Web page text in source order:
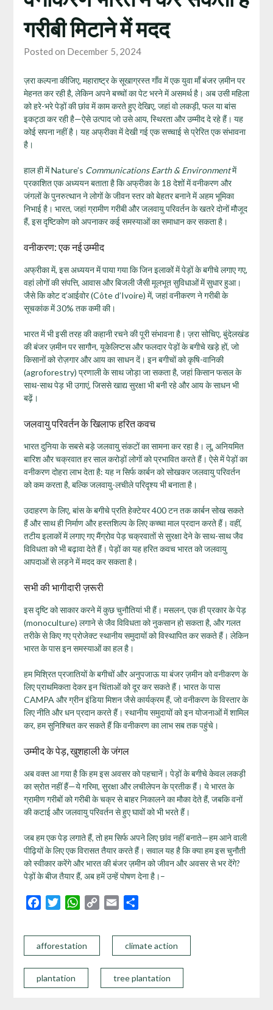
गरीबी मिटाने में मदद
Posted on December 5, 2024
ज़रा कल्पना कीजिए, महाराष्ट्र के सूखाग्रस्त गाँव में एक युवा माँ बंजर ज़मीन पर
मेहनत कर रही है, लेकिन अपने बच्चों का पेट भरने में असमर्थ है। अब उसी महिला
को हरे-भरे पेड़ों की छांव में काम करते हुए देखिए, जहां वो लकड़ी, फल या बांस
इकट्ठा कर रही है—ऐसे उत्पाद जो उसे आय, स्थिरता और उम्मीद दे रहे हैं। यह
कोई सपना नहीं है। यह अफ्रीका में देखी गई एक सच्चाई से प्रेरित एक संभावना
है।
हाल ही में Nature’s Communications Earth & Environmentमें
प्रकाशित एक अध्ययन बताता है कि अफ्रीका के 18 देशों में वनीकरण और
जंगलों के पुनरुत्थान ने लोगों के जीवन स्तर को बेहतर बनाने में अहम भूमिका
निभाई है। भारत, जहां ग्रामीण गरीबी और जलवायु परिवर्तन के खतरे दोनों मौजूद
हैं, इस दृष्टिकोण को अपनाकर कई समस्याओं का समाधान कर सकता है।
वनीकरण: एक नई उम्मीद
अफ्रीका में, इस अध्ययन में पाया गया कि जिन इलाकों में पेड़ों के बगीचे लगाए गए,
वहां लोगों की संपत्ति, आवास और बिजली जैसी मूलभूत सुविधाओं में सुधार हुआ।
जैसे कि कोट द’आईवोर (Côte d’Ivoire) में, जहां वनीकरण ने गरीबी के
सूचकांक में 30% तक कमी की।
भारत में भी इसी तरह की कहानी रचने की पूरी संभावना है। ज़रा सोचिए, बुंदेलखंड
की बंजर ज़मीन पर सागौन, यूकेलिप्टस और फलदार पेड़ों के बगीचे खड़े हों, जो
किसानों को रोज़गार और आय का साधन दें। इन बगीचों को कृषि-वानिकी
(agroforestry) प्रणाली के साथ जोड़ा जा सकता है, जहां किसान फसल के
साथ-साथ पेड़ भी उगाएं, जिससे खाद्य सुरक्षा भी बनी रहे और आय के साधन भी
बढ़ें।
जलवायु परिवर्तन के खिलाफ हरित कवच
भारत दुनिया के सबसे बड़े जलवायु संकटों का सामना कर रहा है। लू, अनियमित
बारिश और चक्रवात हर साल करोड़ों लोगों को प्रभावित करते हैं। ऐसे में पेड़ों का
वनीकरण दोहरा लाभ देता है: यह न सिर्फ कार्बन को सोखकर जलवायु परिवर्तन
को कम करता है, बल्कि जलवायु-लचीले परिदृश्य भी बनाता है।
उदाहरण के लिए, बांस के बगीचे प्रति हेक्टेयर 400 टन तक कार्बन सोख सकते
हैं और साथ ही निर्माण और हस्तशिल्प के लिए कच्चा माल प्रदान करते हैं। वहीं,
तटीय इलाकों में लगाए गए मैंग्रोव पेड़ चक्रवातों से सुरक्षा देने के साथ-साथ जैव
विविधता को भी बढ़ावा देते हैं। पेड़ों का यह हरित कवच भारत को जलवायु
आपदाओं से लड़ने में मदद कर सकता है।
सभी की भागीदारी ज़रूरी
इस दृष्टि को साकार करने में कुछ चुनौतियां भी हैं। मसलन, एक ही प्रकार के पेड़
(monoculture) लगाने से जैव विविधता को नुकसान हो सकता है, और गलत
तरीके से किए गए प्रोजेक्ट स्थानीय समुदायों को विस्थापित कर सकते हैं। लेकिन
भारत के पास इन समस्याओं का हल है।
हम मिश्रित प्रजातियों के बगीचों और अनुपजाऊ या बंजर ज़मीन को वनीकरण के
लिए प्राथमिकता देकर इन चिंताओं को दूर कर सकते हैं। भारत के पास
CAMPA और ग्रीन इंडिया मिशन जैसे कार्यक्रम हैं, जो वनीकरण के विस्तार के
लिए नीति और धन प्रदान करते हैं। स्थानीय समुदायों को इन योजनाओं में शामिल
कर, हम सुनिश्चित कर सकते हैं कि वनीकरण का लाभ सब तक पहुंचे।
उम्मीद के पेड़, खुशहाली के जंगल
अब वक्त आ गया है कि हम इस अवसर को पहचानें। पेड़ों के बगीचे केवल लकड़ी
का स्रोत नहीं हैं—ये गरिमा, सुरक्षा और लचीलेपन के प्रतीक हैं। ये भारत के
ग्रामीण गरीबों को गरीबी के चक्र से बाहर निकालने का मौका देते हैं, जबकि वनों
की कटाई और जलवायु परिवर्तन से हुए घावों को भी भरते हैं।
जब हम एक पेड़ लगाते हैं, तो हम सिर्फ अपने लिए छांव नहीं बनाते—हम आने वाली
पीढ़ियों के लिए एक विरासत तैयार करते हैं। सवाल यह है कि क्या हम इस चुनौती
को स्वीकार करेंगे और भारत की बंजर ज़मीन को जीवन और अवसर से भर देंगे?
पेड़ों के बीज तैयार हैं, अब हमें उन्हें पोषण देना है।–
FacebookTwitterWhatsApp
Copy
Email
afforestation climate action
plantation tree plantation